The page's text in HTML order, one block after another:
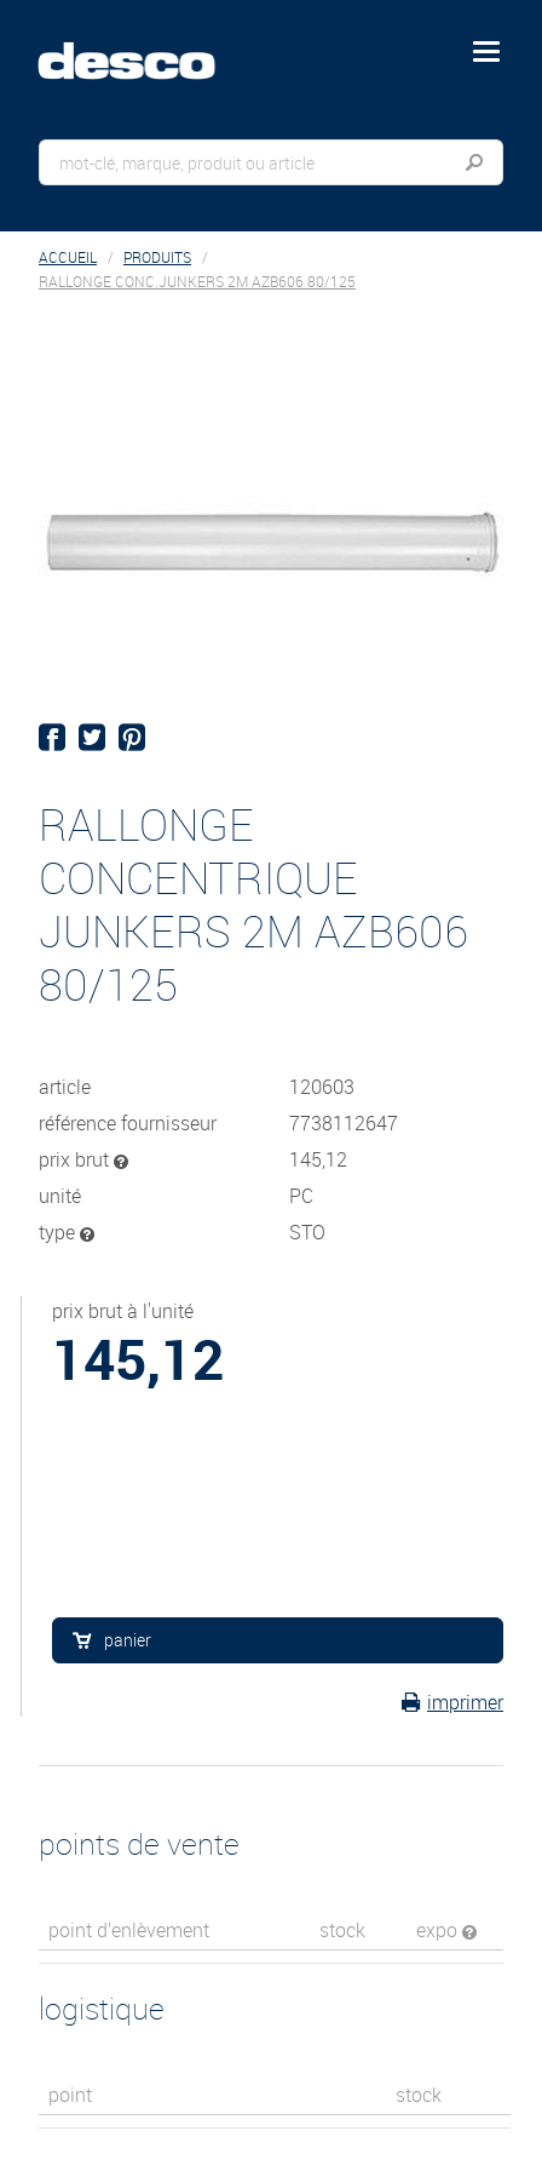
menu
ACCUEIL
PRODUITS
RALLONGE CONC.JUNKERS 2M AZB606 80/125
RALLONGE
CONCENTRIQUE
JUNKERS 2M AZB606
80/125
article
120603
référence fournisseur
7738112647
prix brut
145,12
unité
PC
type
STO
prix brut à l'unité
145,12
panier
imprimer
points de vente
point d’enlèvement stock expo
logistique
point stock